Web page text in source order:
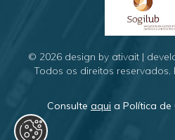
© 2026 design by ativait |
Todos os direitos reservados.
Consulte aqui a Política de